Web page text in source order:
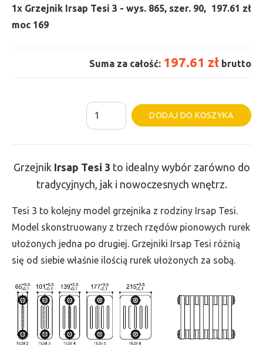
1x Grzejnik Irsap Tesi 3 - wys. 865, szer. 90,
moc 169
197.61 zł
Suma za całość: 197.61 zł brutto
ilość
Grzejnik
-
wys.
865,
szer.
90,
169
DODAJ DO KOSZYKA
Grzejnik Irsap Tesi 3 to idealny wybór zarówno do
tradycyjnych, jak i nowoczesnych wnętrz.
Tesi 3 to kolejny model grzejnika z rodziny Irsap Tesi.
Model skonstruowany z trzech rzędów pionowych rurek
ułożonych jedna po drugiej. Grzejniki Irsap Tesi różnią
się od siebie właśnie ilością rurek ułożonych za sobą.